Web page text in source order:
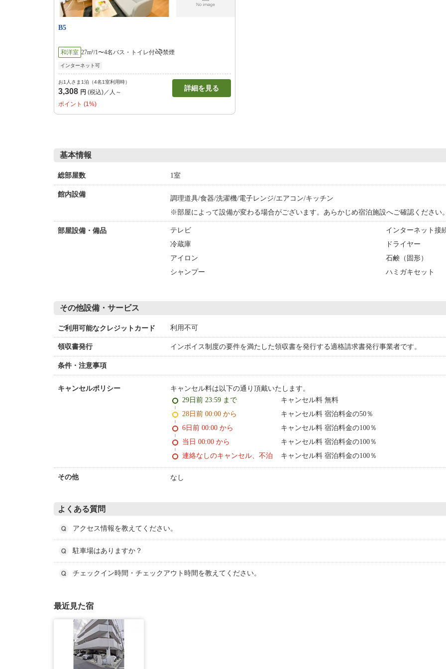
B5
和洋室 27m²/1〜4名バス・トイレ付 禁煙
インターネット可
お1人さま1泊（4名1室利用時）
3,308 円 (税込)／人～ 詳細を見る
ポイント (1%)
基本情報
総部屋数 1室
館内設備
調理道具/食器/洗濯機/電子レンジ/エアコン/キッチン
※部屋によって設備が変わる場合がございます。あらかじめ宿泊施設へご確認ください。
部屋設備・備品 テレビ
インターネット接
冷蔵庫
ドライヤー
アイロン
石鹸（固形）
シャンプー
ハミガキセット
その他設備・サービス
ご利用可能なクレジットカード 利用不可
領収書発行 インボイス制度の要件を満たした領収書を発行する適格請求書発行事業者です。
条件・注意事項
キャンセルポリシー キャンセル料は以下の通り頂戴いたします。
29日前 23:59 まで
キャンセル料 無料
28日前 00:00 から
キャンセル料 宿泊料金の50％
6日前 00:00 から
キャンセル料 宿泊料金の100％
当日 00:00 から
キャンセル料 宿泊料金の100％
連絡なしのキャンセル、不泊
キャンセル料 宿泊料金の100％
その他 なし
よくある質問
アクセス情報を教えてください。
駐車場はありますか？
チェックイン時間・チェックアウト時間を教えてください。
最近見た宿